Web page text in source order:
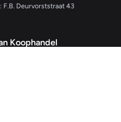
F.B. Deurvorststraat 43
Koophandel